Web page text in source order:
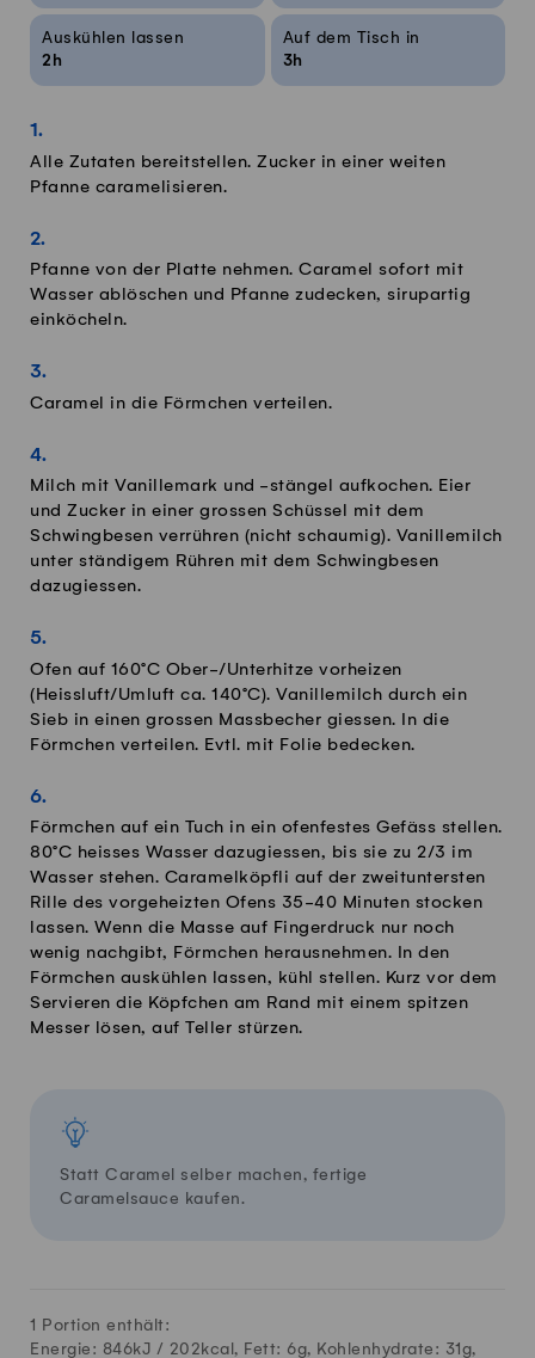
Auskühlen lassen
2h
Auf dem Tisch in
3h
Alle Zutaten bereitstellen. Zucker in einer weiten
Pfanne caramelisieren.
Pfanne von der Platte nehmen. Caramel sofort mit
Wasser ablöschen und Pfanne zudecken, sirupartig
einköcheln.
Caramel in die Förmchen verteilen.
Milch mit Vanillemark und -stängel aufkochen. Eier
und Zucker in einer grossen Schüssel mit dem
Schwingbesen verrühren (nicht schaumig). Vanillemilch
unter ständigem Rühren mit dem Schwingbesen
dazugiessen.
Ofen auf 160°C Ober-/Unterhitze vorheizen
(Heissluft/Umluft ca. 140°C). Vanillemilch durch ein
Sieb in einen grossen Massbecher giessen. In die
Förmchen verteilen. Evtl. mit Folie bedecken.
Förmchen auf ein Tuch in ein ofenfestes Gefäss stellen.
80°C heisses Wasser dazugiessen, bis sie zu 2/3 im
Wasser stehen. Caramelköpfli auf der zweituntersten
Rille des vorgeheizten Ofens 35-40 Minuten stocken
lassen. Wenn die Masse auf Fingerdruck nur noch
wenig nachgibt, Förmchen herausnehmen. In den
Förmchen auskühlen lassen, kühl stellen. Kurz vor dem
Servieren die Köpfchen am Rand mit einem spitzen
Messer lösen, auf Teller stürzen.
Statt Caramel selber machen, fertige
Caramelsauce kaufen.
1 Portion enthält:
Energie: 846kJ / 202 kcal, Fett: 6g, Kohlenhydrate: 31 g,